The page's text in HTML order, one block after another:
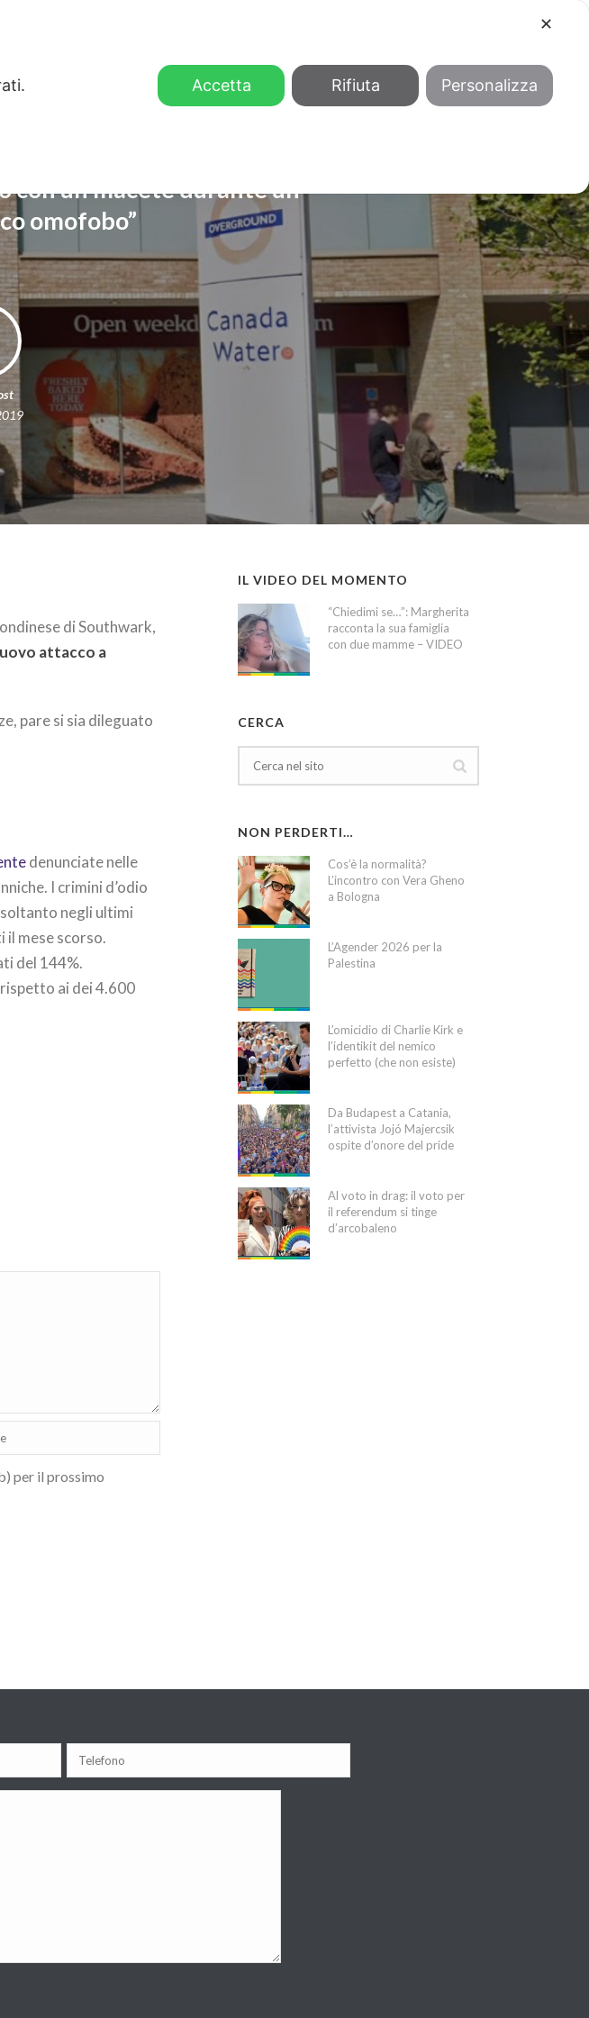
con un macete durante un
omofobo”
di Southwark,
attacco a
pare si sia dileguato
denunciate nelle
I crimini d’odio
negli ultimi
mese scorso.
del 144%.
ai dei 4.600
per il prossimo
IL VIDEO DEL MOMENTO
“Chiedimi se…”: Margherita
racconta la sua famiglia
con due mamme – VIDEO
CERCA
NON PERDERTI…
Cos’è la normalità?
L’incontro con Vera Gheno
a Bologna
L’Agender 2026 per la
Palestina
L’omicidio di Charlie Kirk e
l’identikit del nemico
perfetto (che non esiste)
Da Budapest a Catania,
l’attivista Jojó Majercsik
ospite d’onore del pride
Al voto in drag: il voto per
il referendum si tinge
d’arcobaleno
✕
Accetta Rifiuta Personalizza